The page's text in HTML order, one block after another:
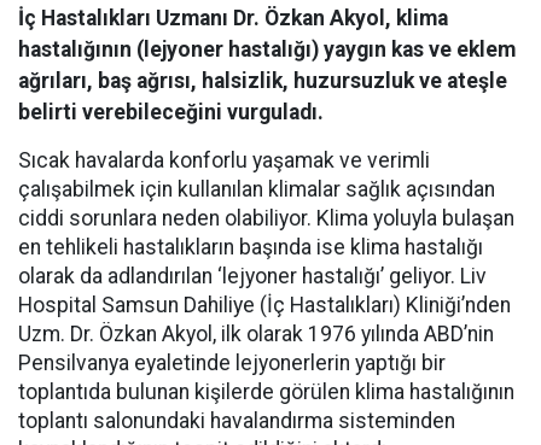
İç Hastalıkları Uzmanı Dr. Özkan Akyol, klima
hastalığının (lejyoner hastalığı) yaygın kas ve eklem
ağrıları, baş ağrısı, halsizlik, huzursuzluk ve ateşle
belirti verebileceğini vurguladı.
Sıcak havalarda konforlu yaşamak ve verimli
çalışabilmek için kullanılan klimalar sağlık açısından
ciddi sorunlara neden olabiliyor. Klima yoluyla bulaşan
en tehlikeli hastalıkların başında ise klima hastalığı
olarak da adlandırılan ‘lejyoner hastalığı’ geliyor. Liv
Hospital Samsun Dahiliye (İç Hastalıkları) Kliniği’nden
Uzm. Dr. Özkan Akyol, ilk olarak 1976 yılında ABD’nin
Pensilvanya eyaletinde lejyonerlerin yaptığı bir
toplantıda bulunan kişilerde görülen klima hastalığının
toplantı salonundaki havalandırma sisteminden